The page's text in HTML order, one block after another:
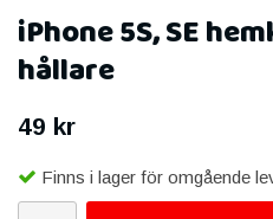
iPhone 5S, SE
hållare
49 kr
Finns i lager för omgående